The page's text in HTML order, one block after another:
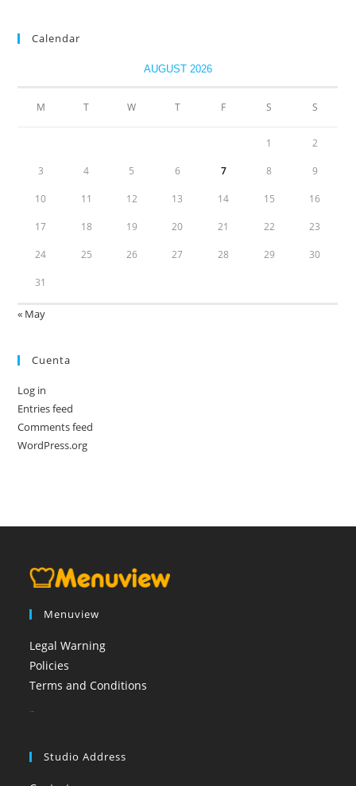
Calendar
AUGUST 2026
M T W T F S S
1 2
3 4 5 6 7 8 9
10 11 12 13 14 15 16
17 18 19 20 21 22 23
24 25 26 27 28 29 30
31
« May
Cuenta
Log in
Entries feed
Comments feed
WordPress.org
Menuview
Legal Warning
Policies
Terms and Conditions
Studio Address